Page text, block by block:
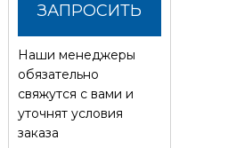
ЗАПРОСИТЬ
СТОИМОСТЬ
Наши менеджеры
обязательно
свяжутся с вами и
уточнят условия
заказа